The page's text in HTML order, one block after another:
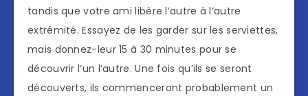
tandis que votre ami libère l’autre à l’autre
extrémité. Essayez de les garder sur les serviettes,
mais donnez-leur 15 à 30 minutes pour se
découvrir l’un l’autre. Une fois qu’ils se seront
découverts, ils commenceront probablement un